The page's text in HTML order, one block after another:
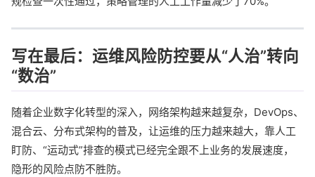
写在最后：运维风险防控要从“人治”转向
“数治”
随着企业数字化转型的深入，网络架构越来越复杂，DevOps、
混合云、分布式架构的普及，让运维的压力越来越大，靠人工
盯防、“运动式”排查的模式已经完全跟不上业务的发展速度，
隐形的风险点防不胜防。